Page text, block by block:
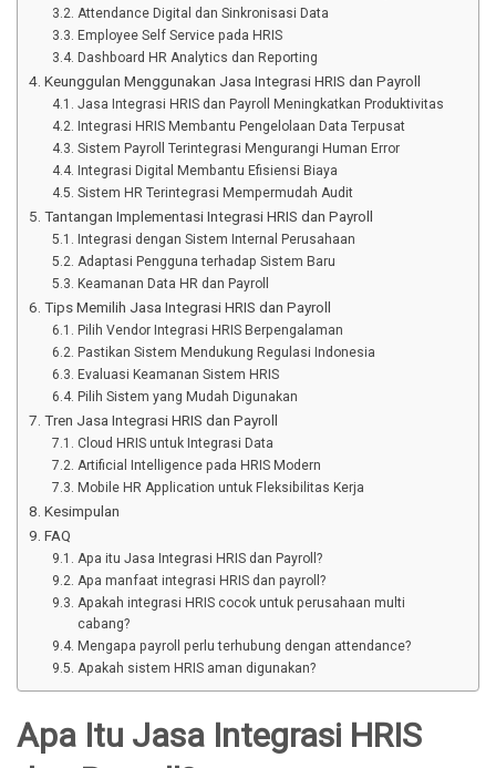
Attendance Digital dan Sinkronisasi Data
Employee Self Service pada HRIS
Dashboard HR Analytics dan Reporting
Keunggulan Menggunakan Jasa Integrasi HRIS dan Payroll
Jasa Integrasi HRIS dan Payroll Meningkatkan Produktivitas
Integrasi HRIS Membantu Pengelolaan Data Terpusat
Sistem Payroll Terintegrasi Mengurangi Human Error
Integrasi Digital Membantu Efisiensi Biaya
Sistem HR Terintegrasi Mempermudah Audit
Tantangan Implementasi Integrasi HRIS dan Payroll
Integrasi dengan Sistem Internal Perusahaan
Adaptasi Pengguna terhadap Sistem Baru
Keamanan Data HR dan Payroll
Tips Memilih Jasa Integrasi HRIS dan Payroll
Pilih Vendor Integrasi HRIS Berpengalaman
Pastikan Sistem Mendukung Regulasi Indonesia
Evaluasi Keamanan Sistem HRIS
Pilih Sistem yang Mudah Digunakan
Tren Jasa Integrasi HRIS dan Payroll
Cloud HRIS untuk Integrasi Data
Artificial Intelligence pada HRIS Modern
Mobile HR Application untuk Fleksibilitas Kerja
Kesimpulan
FAQ
Apa itu Jasa Integrasi HRIS dan Payroll?
Apa manfaat integrasi HRIS dan payroll?
Apakah integrasi HRIS cocok untuk perusahaan multi
cabang?
Mengapa payroll perlu terhubung dengan attendance?
Apakah sistem HRIS aman digunakan?
Apa Itu Jasa Integrasi HRIS